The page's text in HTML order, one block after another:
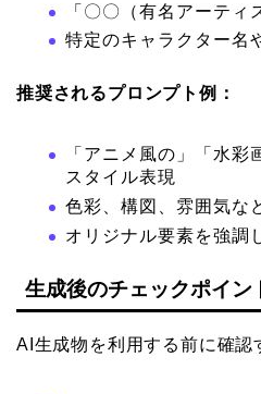
「〇〇（有名アーティ
特定のキャラクター名
推奨されるプロンプト例：
「アニメ風の」「水
スタイル表現
色彩、構図、雰囲気な
オリジナル要素を強調
生成後のチェックポイン
AI生成物を利用する前に確認